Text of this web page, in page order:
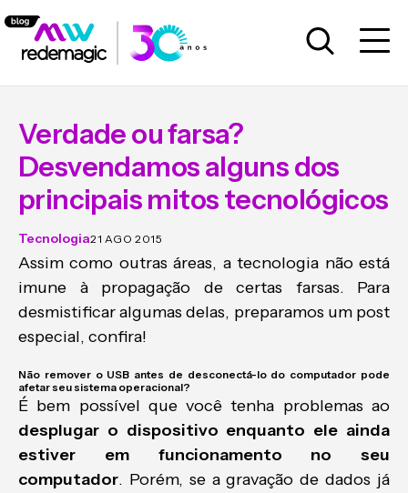
Verdade ou farsa?
Desvendamos alguns dos
principais mitos tecnológicos
Tecnologia21 AGO 2015
Assim como outras áreas, a tecnologia não está
imune à propagação de certas farsas. Para
desmistificar algumas delas, preparamos um post
especial, confira!
Não remover o USB antes de desconectá-lo do computador pode
afetar seu sistema operacional?
É bem possível que você tenha problemas ao
desplugar o dispositivo enquanto ele ainda
estiver em funcionamento no seu
computador. Porém, se a gravação de dados já